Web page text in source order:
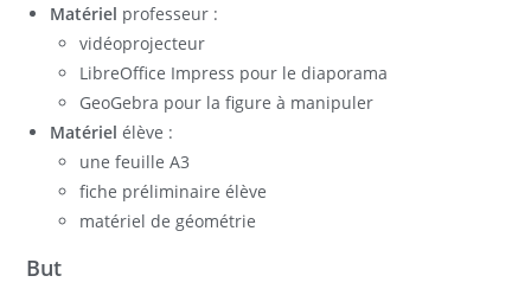
Matériel professeur :
vidéoprojecteur
LibreOffice Impress pour le diaporama
GeoGebra pour la figure à manipuler
Matérielélève :
une feuille A3
fiche préliminaire élève
matériel de géométrie
But